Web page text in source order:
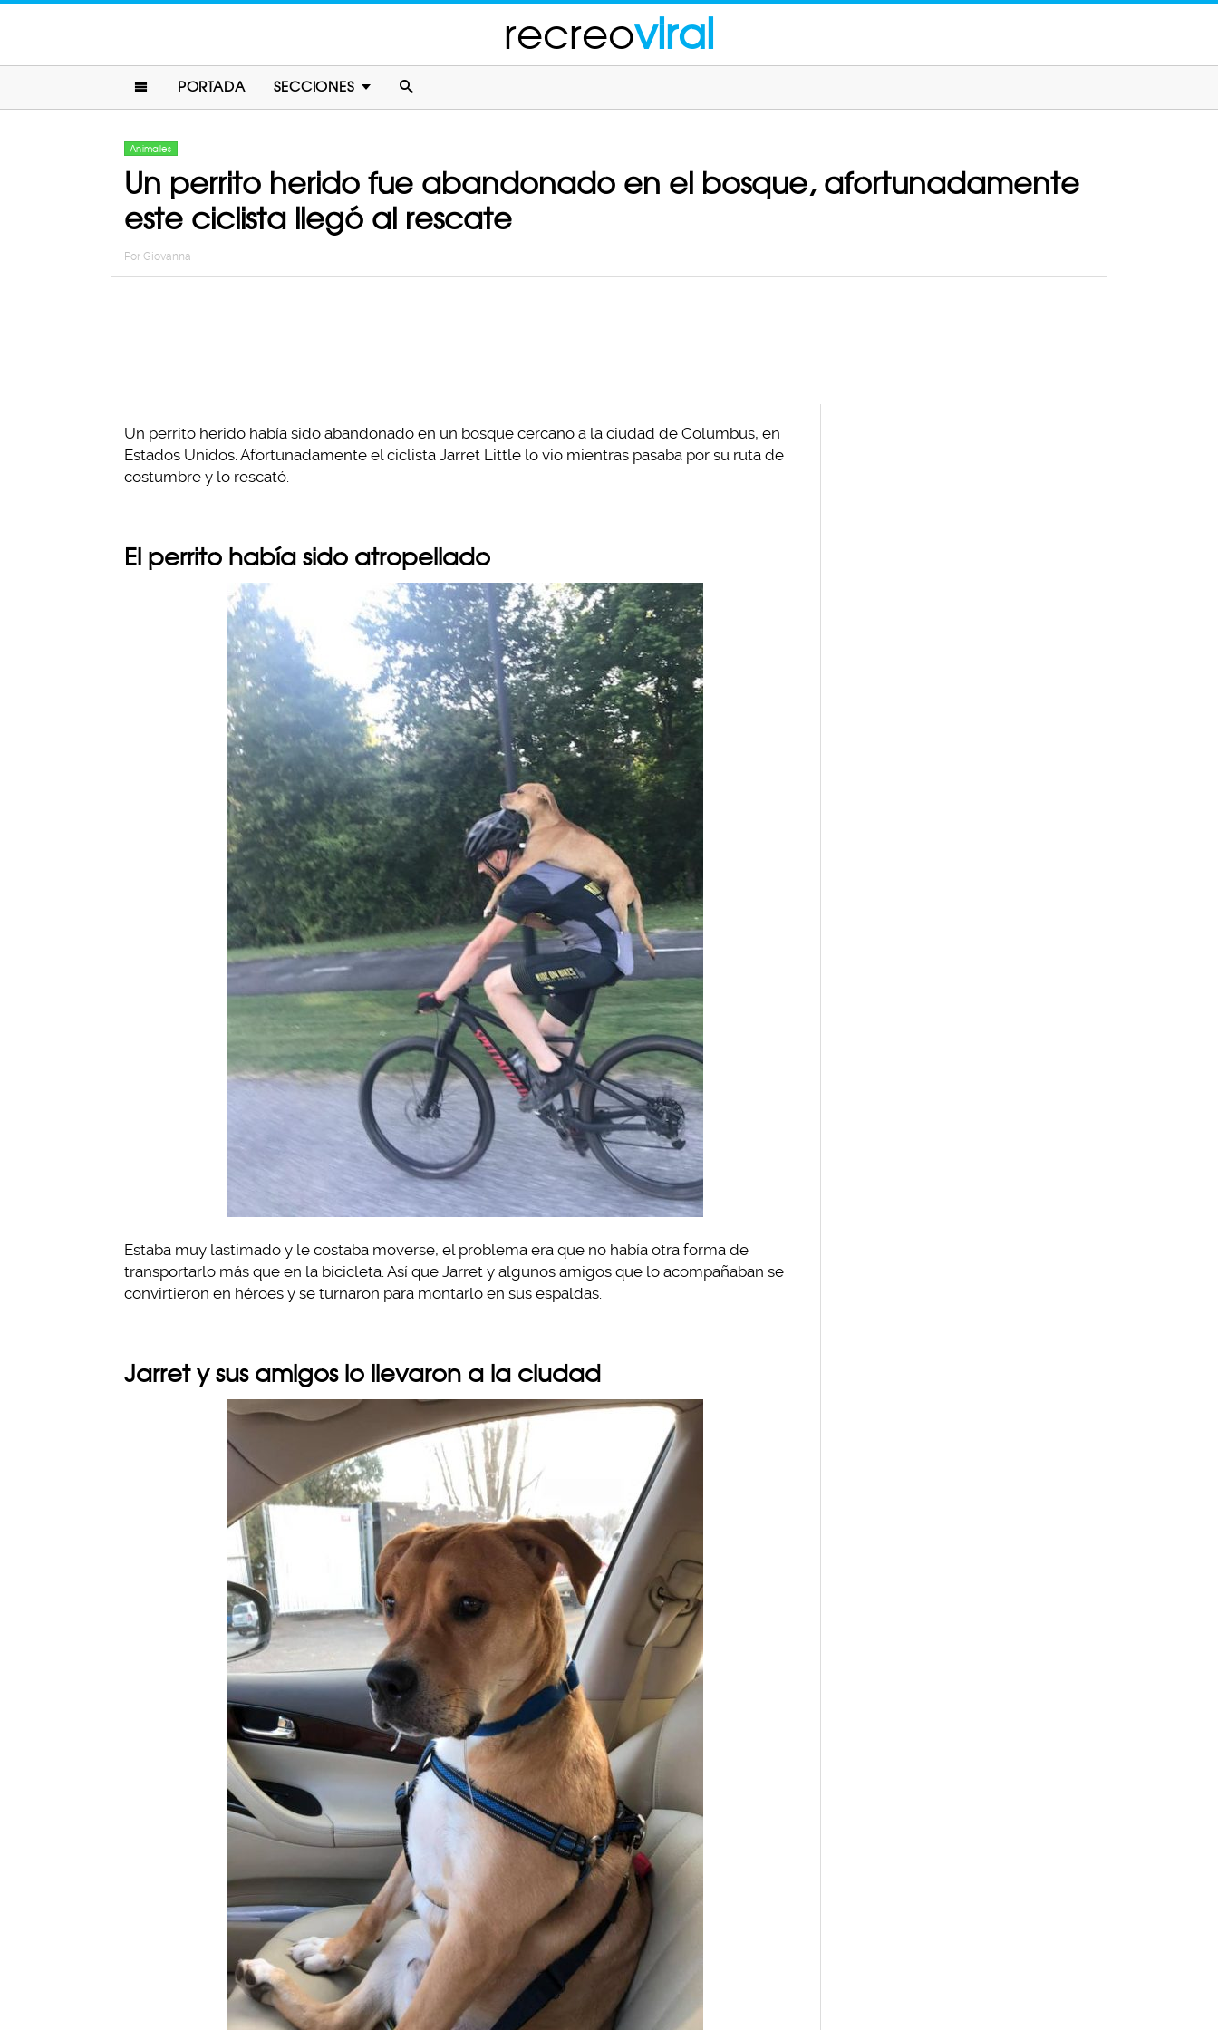
recreoviral
PORTADA SECCIONES
Animales
Un perrito herido fue abandonado en el bosque, afortunadamente
este ciclista llegó al rescate
Por Giovanna
Un perrito herido había sido abandonado en un bosque cercano a la ciudad de Columbus, en
Estados Unidos. Afortunadamente el ciclista Jarret Little lo vio mientras pasaba por su ruta de
costumbre y lo rescató.
El perrito había sido atropellado
Estaba muy lastimado y le costaba moverse, el problema era que no había otra forma de
transportarlo más que en la bicicleta. Así que Jarret y algunos amigos que lo acompañaban se
convirtieron en héroes y se turnaron para montarlo en sus espaldas.
Jarret y sus amigos lo llevaron a la ciudad